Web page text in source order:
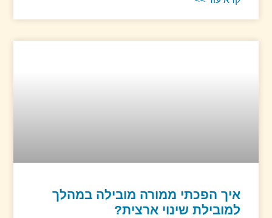
איך הפכתי ממורה מובילה במהלך
למובילת שינוי ארצית?